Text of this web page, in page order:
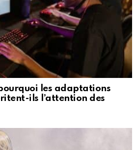
pourquoi les adaptations
ils l’attention des